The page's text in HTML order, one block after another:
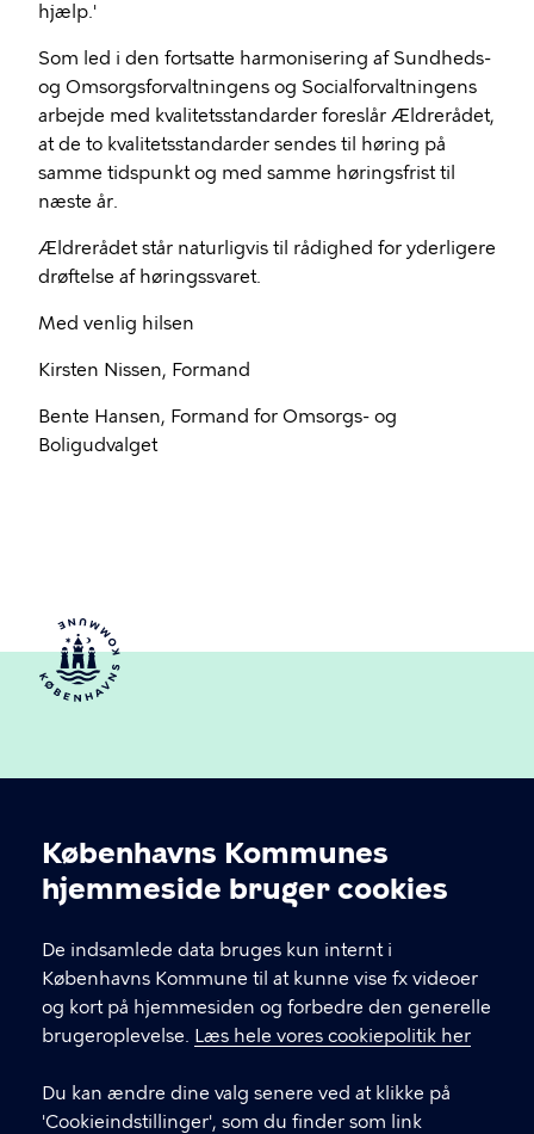
Cookieindstillinger
Københavns Kommunes
hjemmeside bruger cookies
De indsamlede data bruges kun internt i
Københavns Kommune til at kunne vise fx videoer
og kort på hjemmesiden og forbedre den generelle
brugeroplevelse. Læs hele vores cookiepolitik her
Du kan ændre dine valg senere ved at klikke på
'Cookieindstillinger', som du finder som link
hjælp.'
Som led i den fortsatte harmonisering af Sundheds-
og Omsorgsforvaltningens og Socialforvaltningens
arbejde med kvalitetsstandarder foreslår Ældrerådet,
at de to kvalitetsstandarder sendes til høring på
samme tidspunkt og med samme høringsfrist til
næste år.
Ældrerådet står naturligvis til rådighed for yderligere
drøftelse af høringssvaret.
Med venlig hilsen
Kirsten Nissen, Formand
Bente Hansen, Formand for Omsorgs- og
Boligudvalget
Københavns Kommune
KONTAKT
Rådhuspladsen 1, 1550 København V